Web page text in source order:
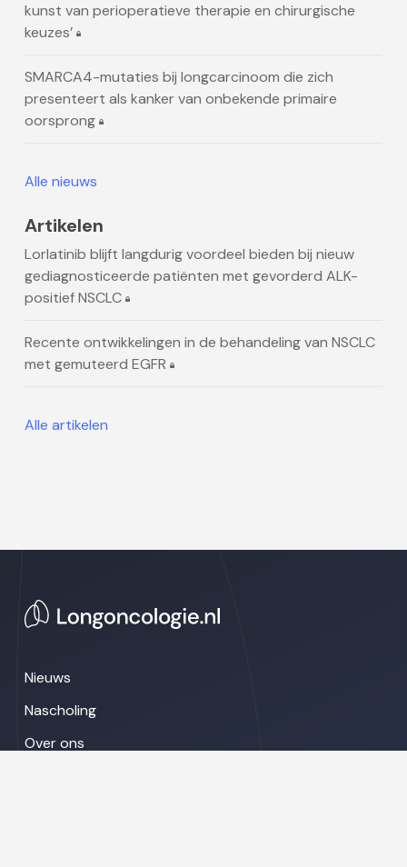
kunst van perioperatieve therapie en chirurgische
keuzes’
SMARCA4-mutaties bij longcarcinoom die zich
presenteert als kanker van onbekende primaire
oorsprong
Alle nieuws
Artikelen
Lorlatinib blijft langdurig voordeel bieden bij nieuw
gediagnosticeerde patiënten met gevorderd ALK-
positief NSCLC
Recente ontwikkelingen in de behandeling van NSCLC
met gemuteerd EGFR
Alle artikelen
Nieuws
Nascholing
Over ons